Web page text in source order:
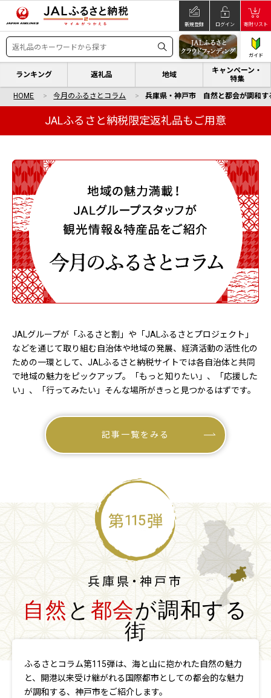
新規登録 ログイン 寄附リスト
ガイド
ランキング 返礼品 地域
キャンペーン・
特集
HOME 今月のふるさとコラム 兵庫県・神戸市 自然と都会が調和す
JALふるさと納税限定返礼品もご用意
JALグループが「ふるさと割」や「JALふるさとプロジェクト」
などを通じて取り組む自治体や地域の発展、経済活動の活性化の
ための一環として、 JALふるさと納税サイトでは各自治体と共同
で地域の魅力をピックアップ。
――「もっと知りたい」、「応援した
い」、「行ってみたい」―― そんな場所がきっと見つかるはずです。
記事一覧をみる
兵庫県・神戸市
自然と都会が調和する
街
ふるさとコラム第115弾は、海と山に抱かれた自然の魅力
と、開港以来受け継がれる国際都市としての都会的な魅力
が調和する、神戸市をご紹介します。